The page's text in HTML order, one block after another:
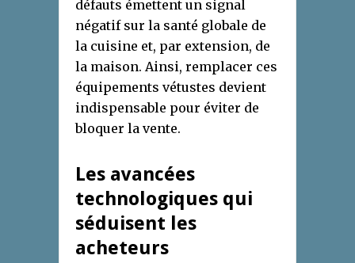
défauts émettent un signal
négatif sur la santé globale de
la cuisine et, par extension, de
la maison. Ainsi, remplacer ces
équipements vétustes devient
indispensable pour éviter de
bloquer la vente.
Les avancées
technologiques qui
séduisent les
acheteurs